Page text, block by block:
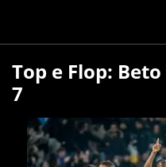
Top e Flop:
7